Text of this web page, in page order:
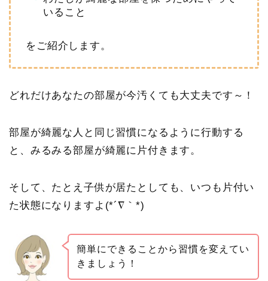
いること
をご紹介します。
どれだけあなたの部屋が今汚くても大丈夫です～！
部屋が綺麗な人と同じ習慣になるように行動する
と、みるみる部屋が綺麗に片付きます。
そして、たとえ子供が居たとしても、いつも片付い
た状態になりますよ(*´∇｀*)
簡単にできることから習慣を変えてい
きましょう！